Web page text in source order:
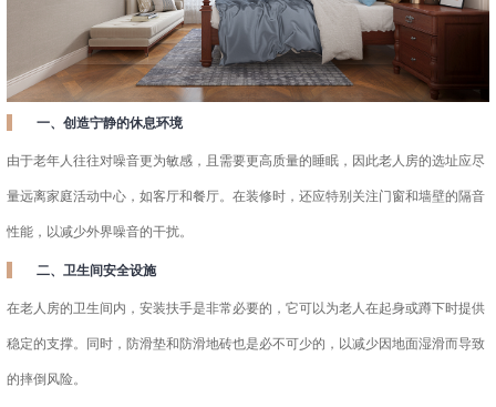
一、创造宁静的休息环境
由于老年人往往对噪音更为敏感，且需要更高质量的睡眠，因此老人房的选址应尽
量远离家庭活动中心，如客厅和餐厅。在装修时，还应特别关注门窗和墙壁的隔音
性能，以减少外界噪音的干扰。
二、卫生间安全设施
在老人房的卫生间内，安装扶手是非常必要的，它可以为老人在起身或蹲下时提供
稳定的支撑。同时，防滑垫和防滑地砖也是必不可少的，以减少因地面湿滑而导致
的摔倒风险。